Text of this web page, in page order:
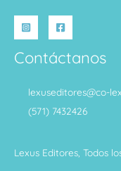
Contáctanos
lexuseditores@co-
(571) 7432426
Lexus Editores, Todos